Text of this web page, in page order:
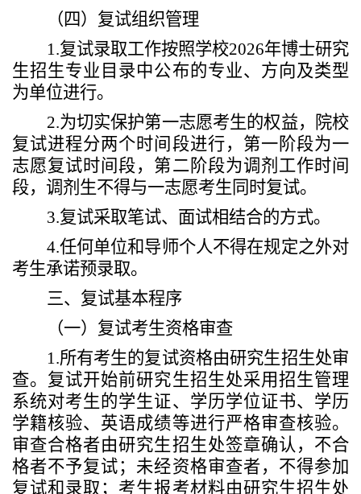
（ 四 ）复试组织管理
1.复试录取工作按照学校2026年博士研究
生招生专业目录中公布的专业、方向及类型
为单位进行。
2.为切实保护第一志愿考生的权益，院校
复试进程分两个时间段进行，第一阶段为一
志愿复试时间段，第二阶段为调剂工作时间
段，调剂生不得与一志愿考生同时复试。
3.复试采取笔试、面试相结合的方式。
4.任何单位和导师个人不得在规定之外对
考生承诺预录取。
三、复试基本程序
（一）复试考生资格审查
1.所有考生的复试资格由研究生招生处审
查。复试开始前研究生招生处采用招生管理
系统对考生的学生证、学历学位证书、学历
学籍核验、 英语成绩等进行严格审查核验。
审查合格者由研究生招生处签章确认，不合
格者不予复试；未经资格审查者，不得参加
复试和录取；考生报考材料由研究生招生处